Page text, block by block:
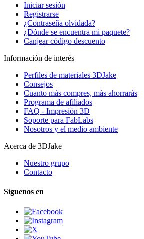
Iniciar sesión
Registrarse
¿Contraseña olvidada?
¿Dónde se encuentra mi paquete?
Canjear código descuento
Información de interés
Perfiles de materiales 3DJake
Consejos
Cuanto más compres, más ahorrarás
Programa de afiliados
FAQ - Impresión 3D
Soporte para FabLabs
Nosotros y el medio ambiente
Acerca de 3DJake
Nuestro grupo
Contacto
Síguenos en